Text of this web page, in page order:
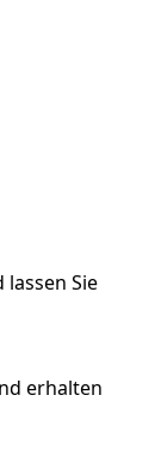
Sie
erhalten